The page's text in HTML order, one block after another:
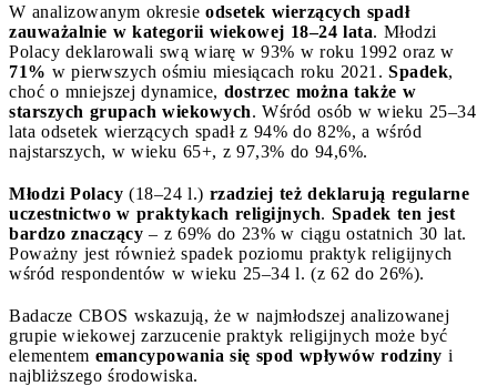
W analizowanym okresie odsetek wierzących spadł
zauważalnie w kategorii wiekowej 18–24 lata. Młodzi
Polacy deklarowali swą wiarę w 93% w roku 1992 oraz w
71% w pierwszych ośmiu miesiącach roku 2021. Spadek,
choć o mniejszej dynamice, dostrzec można także w
starszych grupach wiekowych. Wśród osób w wieku 25–34
lata odsetek wierzących spadł z 94% do 82%, a wśród
najstarszych, w wieku 65+, z 97,3% do 94,6%.
Młodzi Polacy (18–24 l.) rzadziej też deklarują regularne
uczestnictwo w praktykach religijnych. Spadek ten jest
bardzo znaczący – z 69% do 23% w ciągu ostatnich 30 lat.
Poważny jest również spadek poziomu praktyk religijnych
wśród respondentów w wieku 25–34 l. (z 62 do 26%).
Badacze CBOS wskazują, że w najmłodszej analizowanej
grupie wiekowej zarzucenie praktyk religijnych może być
elementem emancypowania się spod wpływów rodziny i
najbliższego środowiska.